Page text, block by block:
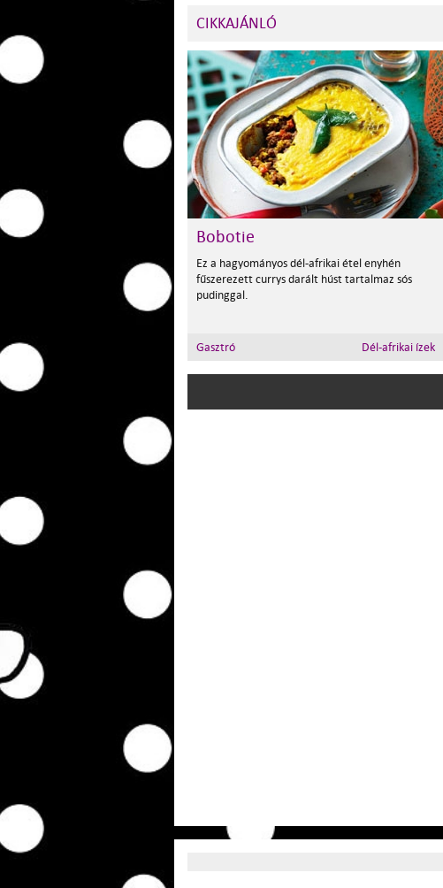
CIKKAJÁNLÓ
Bobotie
Ez a hagyományos dél-afrikai étel enyhén
fűszerezett currys darált húst tartalmaz sós
pudinggal.
Gasztró Dél-afrikai ízek